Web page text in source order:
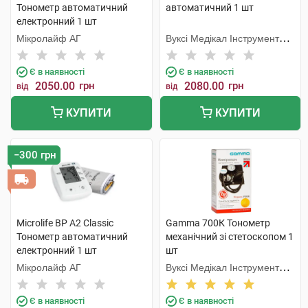
Тонометр автоматичний
електронний 1 шт
Мікролайф AГ
Є в наявності
від 2050.00 грн
КУПИТИ
автоматичний 1 шт
Вуксі Медікал Інструмент
Фекторі
Є в наявності
від 2080.00 грн
КУПИТИ
−300 грн
Microlife BP A2 Classic
Тонометр автоматичний
електронний 1 шт
Мікролайф AГ
Є в наявності
Gamma 700К Тонометр
механічний зі стетоскопом 1
шт
Вуксі Медікал Інструмент
Фекторі
Є в наявності